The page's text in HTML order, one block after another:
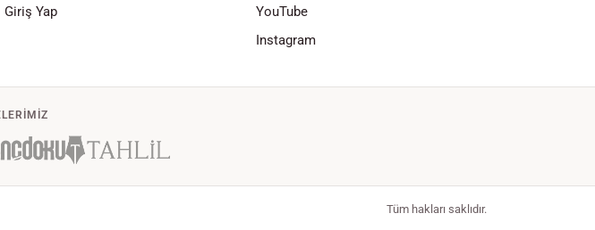
Giriş Yap
YouTube
Instagram
Tüm hakları saklıdır.